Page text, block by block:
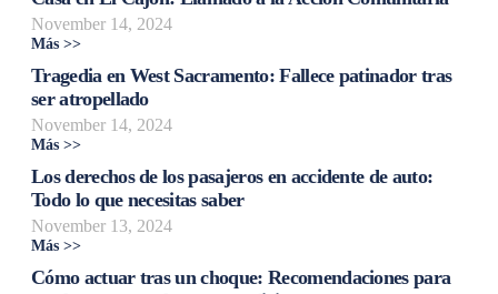
November 14, 2024
Más >>
Tragedia en West Sacramento: Fallece patinador tras
ser atropellado
November 14, 2024
Más >>
Los derechos de los pasajeros en accidente de auto:
Todo lo que necesitas saber
November 13, 2024
Más >>
Cómo actuar tras un choque: Recomendaciones para